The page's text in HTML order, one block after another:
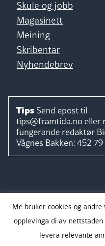
Skule og jobb
Magasinett
Meining
Skribentar
Nyhendebrev
Tips Send epost til
tips@framtida.no eller
fungerande redaktør
Vågnes Bakken: 452
Me bruker cookies og
opplevinga di av
levera relevante